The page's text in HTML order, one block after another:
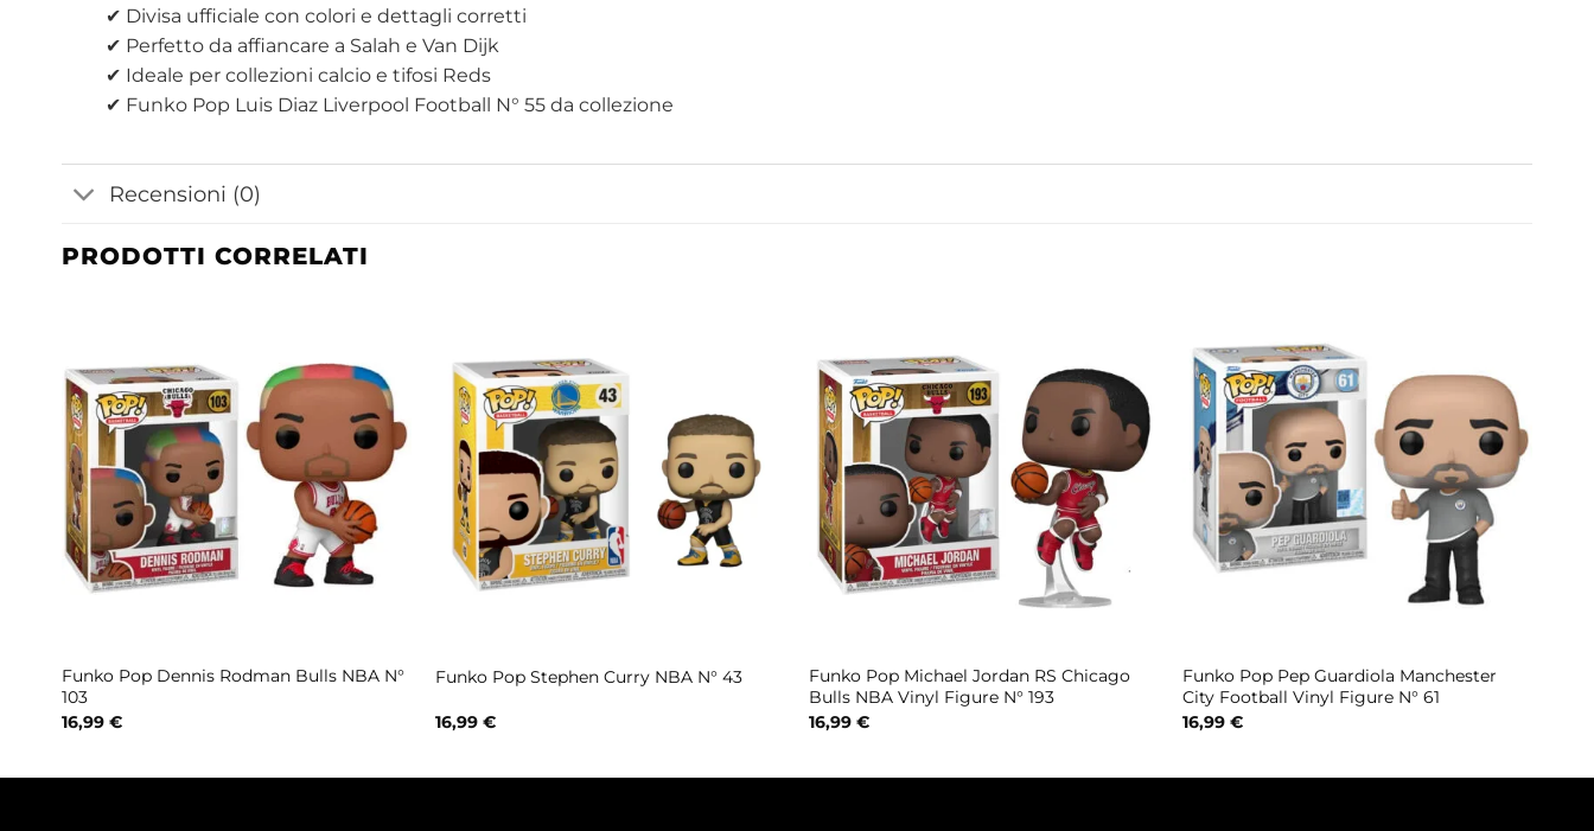
✔ Divisa ufficiale con colori e dettagli corretti
✔ Perfetto da affiancare a Salah e Van Dijk
✔ Ideale per collezioni calcio e tifosi Reds
✔ Funko Pop Luis Diaz Liverpool Football N° 55 da collezione
Recensioni (0)
PRODOTTI CORRELATI
Funko Pop Dennis Rodman Bulls NBA N°
103
16,99 €
Funko Pop Stephen Curry NBA N° 43
16,99 €
Funko Pop Michael Jordan RS Chicago
Bulls NBA Vinyl Figure N° 193
16,99 €
Funko Pop Pep Guardiola Manchester
City Football Vinyl Figure N° 61
16,99 €